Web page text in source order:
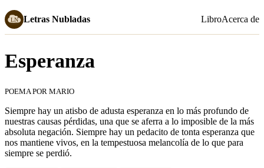
Letras Nubladas LibroAcerca de
Esperanza
POEMA POR MARIO
Marzo 02, 2023
Siempre hay un atisbo de adusta esperanza en lo más profundo de
nuestras causas pérdidas, una que se aferra a lo imposible de la más
absoluta negación. Siempre hay un pedacito de tonta esperanza que
nos mantiene vivos, en la tempestuosa melancolía de lo que para
siempre se perdió.